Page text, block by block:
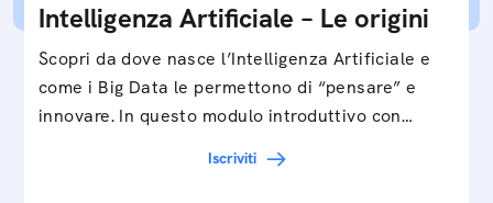
Intelligenza Artificiale – Le origini
Scopri da dove nasce l’Intelligenza Artificiale e
come i Big Data le permettono di “pensare” e
innovare. In questo modulo introduttivo con
Iscriviti